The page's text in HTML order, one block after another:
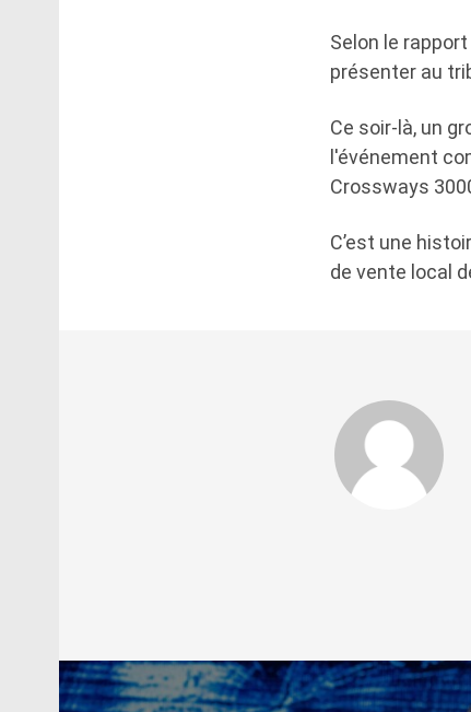
Selon le
présenter au
Ce soir-là, un
l'événement
Crossways
C’est une
de vente local
Post
navigation